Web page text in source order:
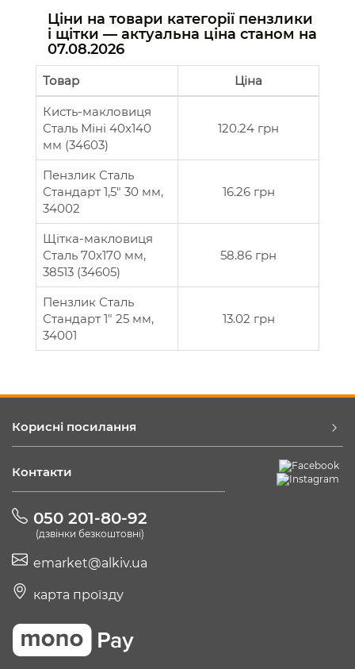
Ціни на товари категорії пензлики
і щітки — актуальна ціна станом на
07.08.2026
Товар Ціна
Кисть-макловиця
Сталь Міні 40x140
мм (34603)
120.24 грн
Пензлик Сталь
Стандарт 1,5" 30 мм,
34002
16.26 грн
Щітка-макловиця
Сталь 70x170 мм,
38513 (34605)
58.86 грн
Пензлик Сталь
Стандарт 1" 25 мм,
34001
13.02 грн
Корисні посилання
Контакти
050 201-80-92
(дзвінки безкоштовні)
emarket@alkiv.ua
карта проїзду